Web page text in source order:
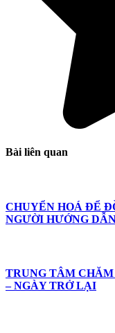
Bài liên quan
CHUYỂN HOÁ ĐỂ
NGƯỜI HƯỚNG
TRUNG TÂM
– NGÀY TRỞ LẠI